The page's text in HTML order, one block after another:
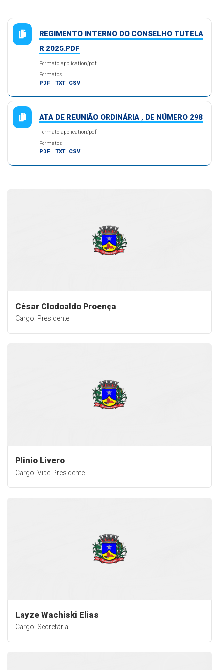
REGIMENTO INTERNO DO CONSELHO TUTELA
R 2025.PDF
Formato application/pdf
Formatos
PDF
TXT CSV
ATA DE REUNIÃO ORDINÁRIA , DE NÚMERO 298
Formato application/pdf
Formatos
PDF
TXT CSV
César Clodoaldo Proença
Cargo: Presidente
Plinio Livero
Cargo: Vice-Presidente
Layze Wachiski Elias
Cargo: Secretária